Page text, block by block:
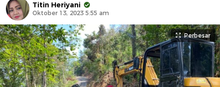
Titin Heriyani
Oktober 13, 2023 5:55 am
Perbesar